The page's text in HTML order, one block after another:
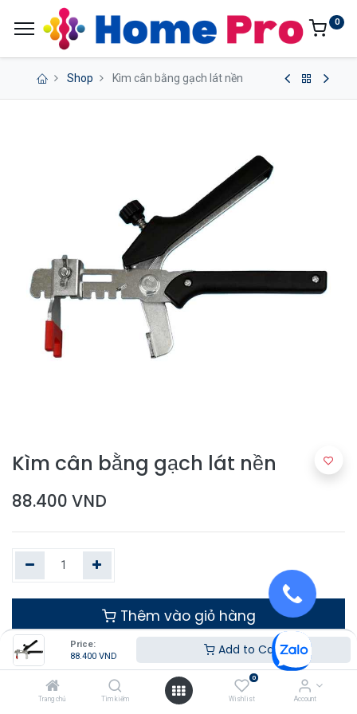
Price:
88.400 VND Add to Cart
Trang chủ Tìm kiếm
0
Wishlist Account
0
Shop Kìm cân bằng gạch lát nền
Kìm cân bằng gạch lát nền
88.400 VND
Thêm vào giỏ hàng